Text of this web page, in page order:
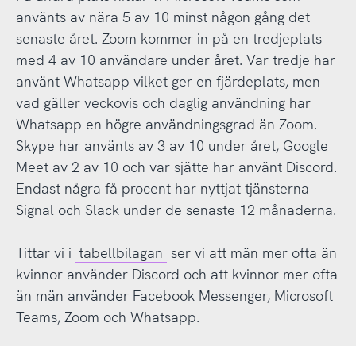
använts av nära 5 av 10 minst någon gång det
senaste året. Zoom kommer in på en tredjeplats
med 4 av 10 användare under året. Var tredje har
använt Whatsapp vilket ger en fjärdeplats, men
vad gäller veckovis och daglig användning har
Whatsapp en högre användningsgrad än Zoom.
Skype har använts av 3 av 10 under året, Google
Meet av 2 av 10 och var sjätte har använt Discord.
Endast några få procent har nyttjat tjänsterna
Signal och Slack under de senaste 12 månaderna.
Tittar vi i tabellbilagan ser vi att män mer ofta än
kvinnor använder Discord och att kvinnor mer ofta
än män använder Facebook Messenger, Microsoft
Teams, Zoom och Whatsapp.